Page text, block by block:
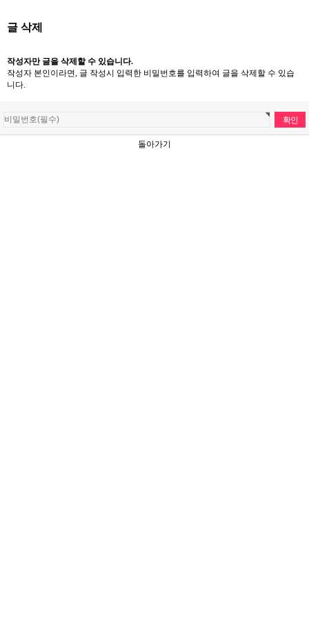
글 삭제
작성자만 글을 삭제할 수 있습니다.
작성자 본인이라면, 글 작성시 입력한 비밀번호를 입력하여 글을 삭제할 수 있습
니다.
돌아가기